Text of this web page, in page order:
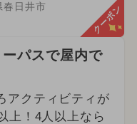
春日井市 クーポン
パスで屋内で
アクティビティが
上！4人以上なら